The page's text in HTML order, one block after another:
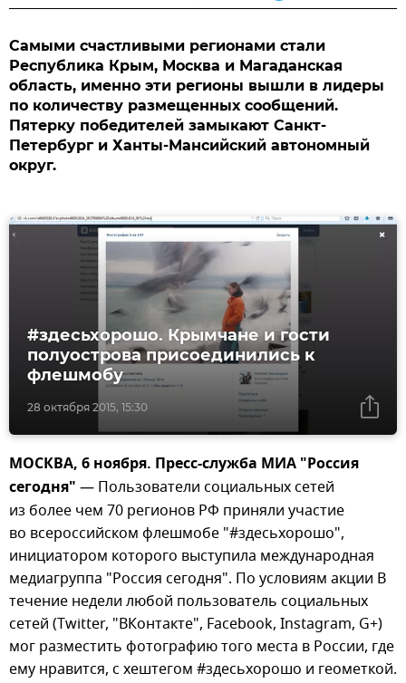
Самыми счастливыми регионами стали
Республика Крым, Москва и Магаданская
область, именно эти регионы вышли в лидеры
по количеству размещенных сообщений.
Пятерку победителей замыкают Санкт-
Петербург и Ханты-Мансийский автономный
округ.
28 октября 2015, 15:30
#здесьхорошо. Крымчане и гости
полуострова присоединились к
флешмобу
МОСКВА, 6 ноября. Пресс-служба МИА "Россия
сегодня" — Пользователи социальных сетей
из более чем 70 регионов РФ приняли участие
во всероссийском флешмобе "#здесьхорошо",
инициатором которого выступила международная
медиагруппа "Россия сегодня". По условиям акции В
течение недели любой пользователь социальных
сетей (Twitter, "ВКонтакте", Facebook, Instagram, G+)
мог разместить фотографию того места в России, где
ему нравится, с хештегом #здесьхорошо и геометкой.